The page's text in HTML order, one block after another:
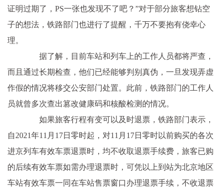
证明过期了，PS一张也发现不了吧？”对于部分旅客想钻空
子的想法，铁路部门也进行了提醒，千万不要抱有侥幸心
理。
据了解，目前车站和列车上的工作人员都将严查，
而且通过长期检查，他们已经能够判别真伪，一旦发现弄虚
作假的情况将移交公安部门处置。此前，铁路部门的工作人
员就曾多次查出篡改健康码和核酸检测的情况。
如果旅客行程有变可以及时退票，铁路部门表示，
自2021年11月17日零时起，对11月17日零时以前购买的各次
进京列车有效车票退票时，均不收取退票手续费，旅客已购
的后续有效车票如需办理退票时，可凭以上到站为北京地区
车站有效车票一同在车站售票窗口办理退票手续，不收退票